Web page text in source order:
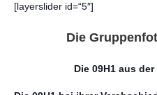
[layerslider id=“5″]
Die
Die 09H1 aus